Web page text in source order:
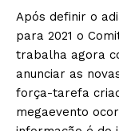
Após definir o
para 2021 o
trabalha agora
anunciar as
força-tarefa
megaevento